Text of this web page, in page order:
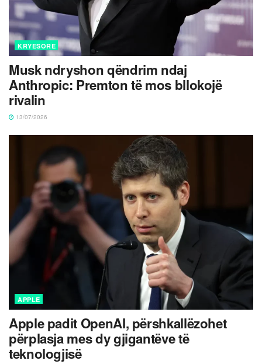
KRYESORE
Musk ndryshon qëndrim ndaj
Anthropic: Premton të mos bllokojë
rivalin
13/07/2026
APPLE
Apple padit OpenAI, përshkallëzohet
përplasja mes dy gjigantëve të
teknologjisë